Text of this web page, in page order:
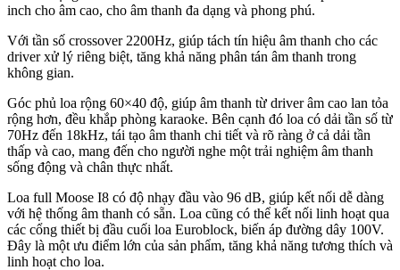
inch cho âm cao, cho âm thanh đa dạng và phong phú.
Với tần số crossover 2200Hz, giúp tách tín hiệu âm thanh cho các
driver xử lý riêng biệt, tăng khả năng phân tán âm thanh trong
không gian.
Góc phủ loa rộng 60×40 độ, giúp âm thanh từ driver âm cao lan tỏa
rộng hơn, đều khắp phòng karaoke. Bên cạnh đó loa có dải tần số từ
70Hz đến 18kHz, tái tạo âm thanh chi tiết và rõ ràng ở cả dải tần
thấp và cao, mang đến cho người nghe một trải nghiệm âm thanh
sống động và chân thực nhất.
Loa full Moose I8 có độ nhạy đầu vào 96 dB, giúp kết nối dễ dàng
với hệ thống âm thanh có sẵn. Loa cũng có thể kết nối linh hoạt qua
các cổng thiết bị đầu cuối loa Euroblock, biến áp đường dây 100V.
Đây là một ưu điểm lớn của sản phẩm, tăng khả năng tương thích và
linh hoạt cho loa.